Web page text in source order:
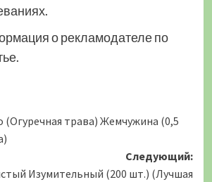
о рекламодателе по
(Огуречная трава) Жемчужина (0,5
Следующий:
Изумительный (200 шт.) (Лучшая